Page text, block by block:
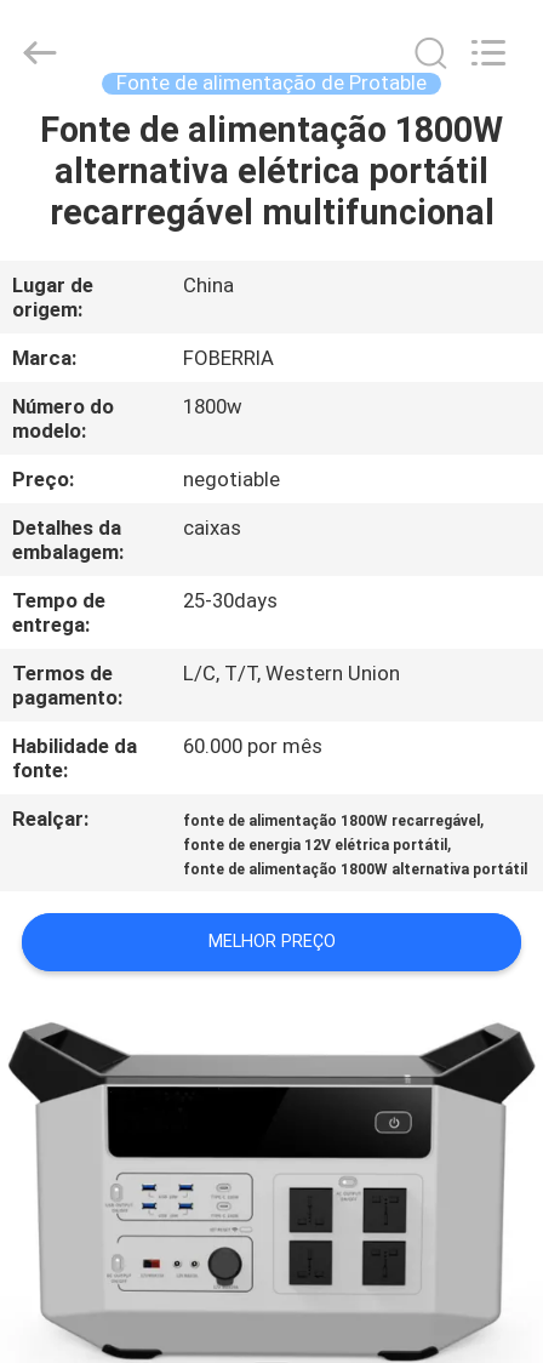
CASA
PRODUTOS
VÍDEOS
SOBRE
NÓS
EXCURSÃO
DA
FÁBRICA
CONTROLE
DA
QUALIDADE
NOS
NOTÍCIA
MAPA
DO
SITE
PRIVACY
POLICY
supplier.
Copyright
SUZHOU
TECHNOLOGY
CO.,LTD..
Developed
ECER
Fonte de alimentação de Protable
Fonte de alimentação 1800W
alternativa elétrica portátil
recarregável multifuncional
Lugar de
origem:
China
Marca:
FOBERRIA
Número do
modelo:
1800w
Preço:
negotiable
Detalhes da
embalagem:
caixas
Tempo de
entrega:
25-30days
Termos de
pagamento:
L/C, T/T, Western Union
Habilidade da
fonte:
60.000 por mês
Realçar: fonte de alimentação 1800W recarregável ,
fonte de energia 12V elétrica portátil ,
fonte de alimentação 1800W alternativa portátil
MELHOR PREÇO